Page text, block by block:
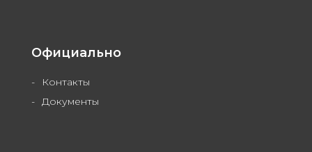
Официально
Контакты
Документы